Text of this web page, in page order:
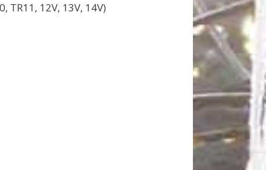
TR11, 12V, 13V, 14V)